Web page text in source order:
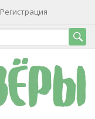
Регистрация